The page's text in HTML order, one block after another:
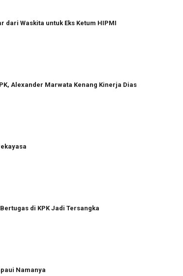
dari Waskita untuk Eks Ketum HIPMI
Alexander Marwata Kenang Kinerja Dias
di KPK Jadi Tersangka
Namanya